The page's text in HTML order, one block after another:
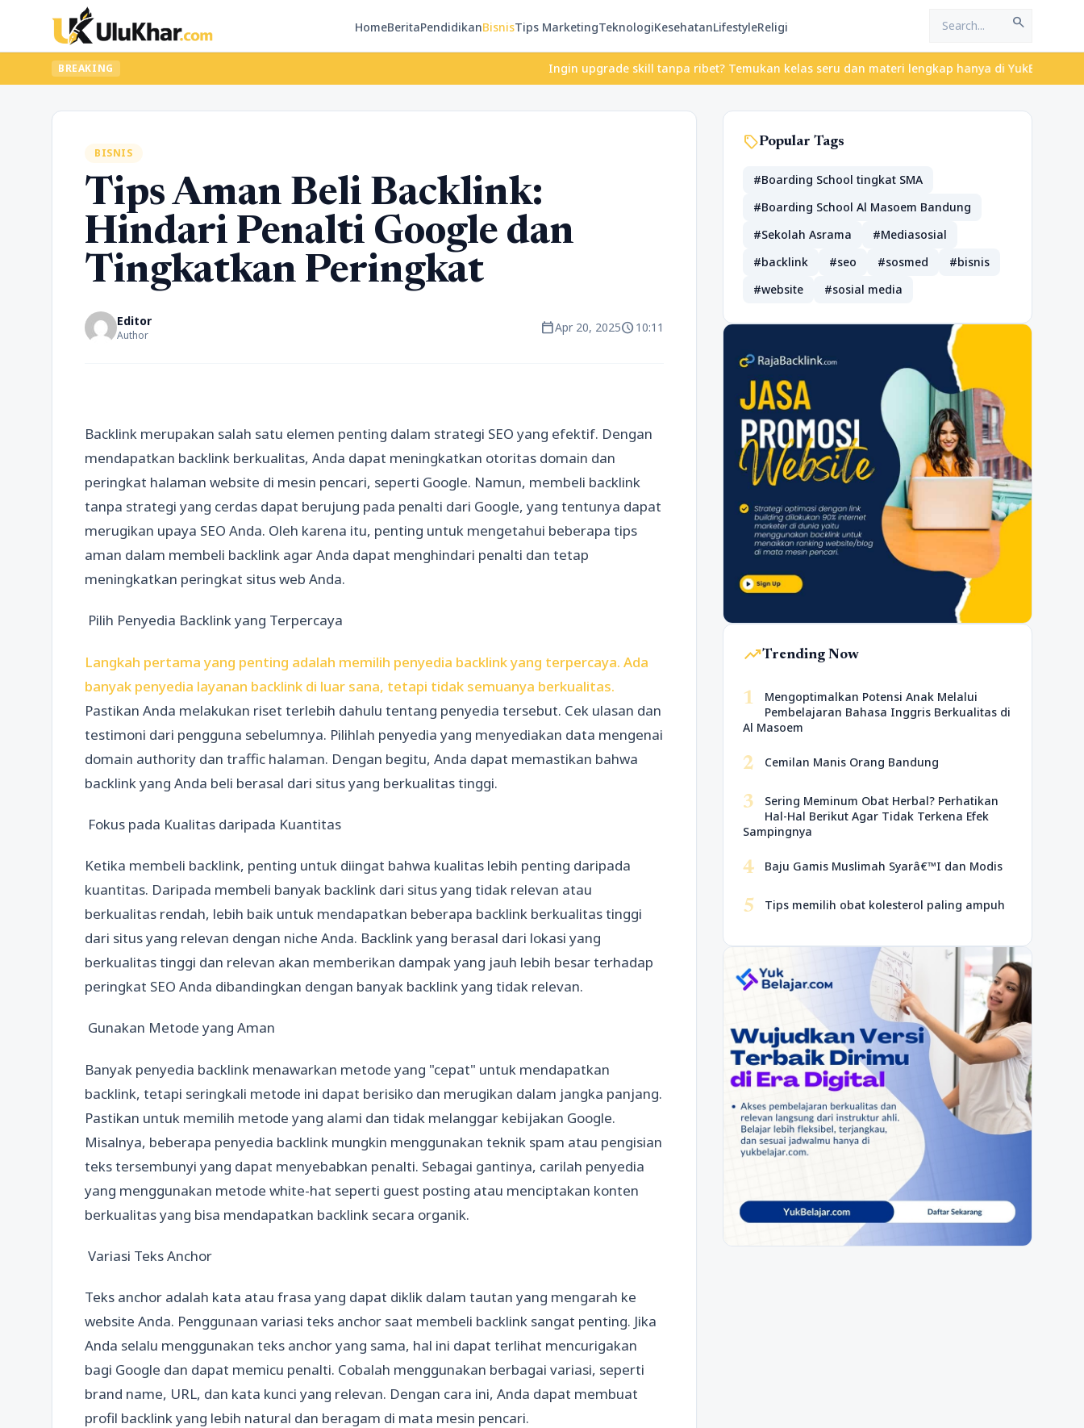
HomeBeritaPendidikanBisnisTips MarketingTeknologiKesehatanLifestyleReligi search
BREAKING Ingin upgrade skill tanpa ribet? Temukan kelas seru dan materi lengkap hanya di YukBelajar.com.
BISNIS
Tips Aman Beli Backlink:
Hindari Penalti Google dan
Tingkatkan Peringkat
Editor
Author calendar_todayApr 20, 2025schedule10:11
Backlink merupakan salah satu elemen penting dalam strategi SEO yang efektif. Dengan
mendapatkan backlink berkualitas, Anda dapat meningkatkan otoritas domain dan
peringkat halaman website di mesin pencari, seperti Google. Namun, membeli backlink
tanpa strategi yang cerdas dapat berujung pada penalti dari Google, yang tentunya dapat
merugikan upaya SEO Anda. Oleh karena itu, penting untuk mengetahui beberapa tips
aman dalam membeli backlink agar Anda dapat menghindari penalti dan tetap
meningkatkan peringkat situs web Anda.
Pilih Penyedia Backlink yang Terpercaya
Langkah pertama yang penting adalah memilih penyedia backlink yang terpercaya. Ada
banyak penyedia layanan backlink di luar sana, tetapi tidak semuanya berkualitas.
Pastikan Anda melakukan riset terlebih dahulu tentang penyedia tersebut. Cek ulasan dan
testimoni dari pengguna sebelumnya. Pilihlah penyedia yang menyediakan data mengenai
domain authority dan traffic halaman. Dengan begitu, Anda dapat memastikan bahwa
backlink yang Anda beli berasal dari situs yang berkualitas tinggi.
Fokus pada Kualitas daripada Kuantitas
Ketika membeli backlink, penting untuk diingat bahwa kualitas lebih penting daripada
kuantitas. Daripada membeli banyak backlink dari situs yang tidak relevan atau
berkualitas rendah, lebih baik untuk mendapatkan beberapa backlink berkualitas tinggi
dari situs yang relevan dengan niche Anda. Backlink yang berasal dari lokasi yang
berkualitas tinggi dan relevan akan memberikan dampak yang jauh lebih besar terhadap
peringkat SEO Anda dibandingkan dengan banyak backlink yang tidak relevan.
Gunakan Metode yang Aman
Banyak penyedia backlink menawarkan metode yang "cepat" untuk mendapatkan
backlink, tetapi seringkali metode ini dapat berisiko dan merugikan dalam jangka panjang.
Pastikan untuk memilih metode yang alami dan tidak melanggar kebijakan Google.
Misalnya, beberapa penyedia backlink mungkin menggunakan teknik spam atau pengisian
teks tersembunyi yang dapat menyebabkan penalti. Sebagai gantinya, carilah penyedia
yang menggunakan metode white-hat seperti guest posting atau menciptakan konten
berkualitas yang bisa mendapatkan backlink secara organik.
Variasi Teks Anchor
Teks anchor adalah kata atau frasa yang dapat diklik dalam tautan yang mengarah ke
website Anda. Penggunaan variasi teks anchor saat membeli backlink sangat penting. Jika
Anda selalu menggunakan teks anchor yang sama, hal ini dapat terlihat mencurigakan
bagi Google dan dapat memicu penalti. Cobalah menggunakan berbagai variasi, seperti
brand name, URL, dan kata kunci yang relevan. Dengan cara ini, Anda dapat membuat
profil backlink yang lebih natural dan beragam di mata mesin pencari.
sellPopular Tags
#Boarding School tingkat SMA
#Boarding School Al Masoem Bandung
#Sekolah Asrama
#Mediasosial
#backlink
#seo #sosmed
#bisnis
#website
#sosial media
trending_upTrending Now
1
Mengoptimalkan Potensi Anak Melalui
Pembelajaran Bahasa Inggris Berkualitas di
Al Masoem
2 Cemilan Manis Orang Bandung
3
Sering Meminum Obat Herbal? Perhatikan
Hal-Hal Berikut Agar Tidak Terkena Efek
Sampingnya
4 Baju Gamis Muslimah Syarâ€™I dan Modis
5 Tips memilih obat kolesterol paling ampuh